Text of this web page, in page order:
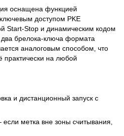
оснащена функцией
доступом PKE
Start-Stop и динамическим кодом
брелока-ключа формата
аналоговым способом, что
практически на любой
и дистанционный запуск с
метка вне зоны считывания,